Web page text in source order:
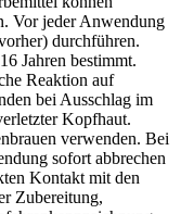
Vor jeder Anwendung
durchführen.
Jahren bestimmt.
Reaktion auf
bei Ausschlag im
Kopfhaut.
verwenden. Bei
sofort abbrechen
Kontakt mit den
Zubereitung,